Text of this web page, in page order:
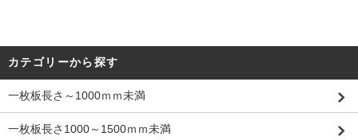
カテゴリーから探す
一枚板長さ～1000ｍｍ未満
一枚板長さ1000～1500ｍｍ未満